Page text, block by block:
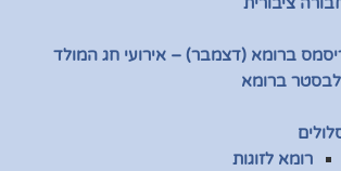
ברומא (דצמבר) – אירועי חג המולד
ברומא
רומא לזוגות